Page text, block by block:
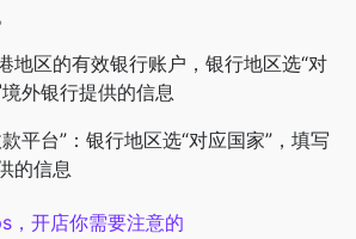
地区的有效银行账户，银行地区选“对
外银行提供的信息
平台”：银行地区选“对应国家”，填写
的信息